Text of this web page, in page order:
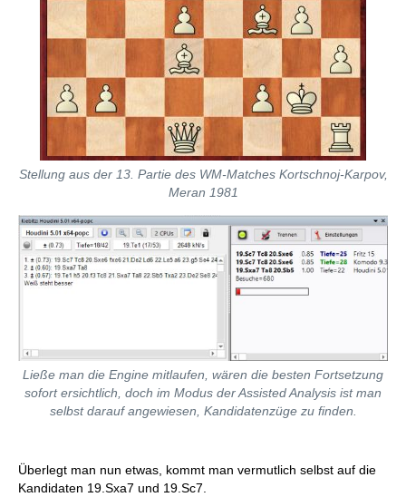
Stellung aus der 13. Partie des WM-Matches Kortschnoj-Karpov,
Meran 1981
Ließe man die Engine mitlaufen, wären die besten Fortsetzung
sofort ersichtlich, doch im Modus der Assisted Analysis ist man
selbst darauf angewiesen, Kandidatenzüge zu finden.
Überlegt man nun etwas, kommt man vermutlich selbst auf die
Kandidaten 19.Sxa7 und 19.Sc7.